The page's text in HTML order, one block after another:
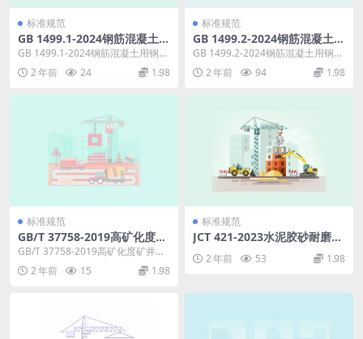
标准规范
GB 1499.1-2024钢筋混凝土用
钢 第1部分：热轧光圆钢筋.pd
GB 1499.1-2024钢筋混凝土用钢
第1部分：热轧光圆钢筋 本文件按
照G...2 年前 24 1.98
标准规范
GB 1499.2-2024钢筋混凝土用
钢 第2部分：热轧带肋钢筋.pd
GB 1499.2-2024钢筋混凝土用钢
第2部分：热轧带肋钢筋 本文件按
照G...2 年前 94 1.98
标准规范
GB/T 37758-2019高矿化度矿
井水处理与回用技术导则.pdf
GB/T 37758-2019高矿化度矿井水
处理与回用技术导则 矿山企业对所
产生...2 年前 15 1.98
标准规范
JCT 421-2023水泥胶砂耐磨性
2 年前 53 1.98